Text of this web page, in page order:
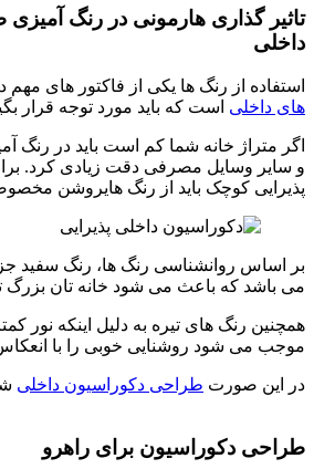
تاثیر گذاری هارمونی در رنگ
داخلی
استفاده از رنگ ها یکی از فاکتور های مهم
های داخلی است که باید مورد توجه قرار
اگر متراژ خانه شما کم است باید در رنگ
و سایر وسایل مصرفی دقت زیادی کرد.
پذیرایی کوچک باید از رنگ هایروشن
بر اساس روانشناسی رنگ ها، رنگ سفید
می باشد که باعث می شود خانه تان بزرگ
همچنین رنگ های تیره به دلیل اینکه نور
موجب می شود روشنایی خوبی را با انعکاس
در این صورت طراحی دکوراسیون داخلی
طراحی دکوراسیون برای راهرو